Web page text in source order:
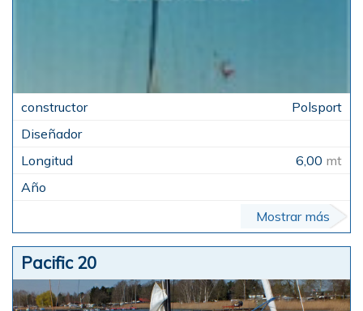
Polsport
6,00 mt
Mostrar más
Pacific 20